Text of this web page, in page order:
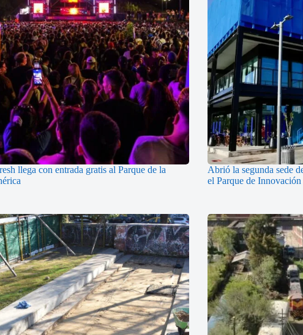
llega con entrada gratis al Parque de la
Abrió la segunda sede
el Parque de